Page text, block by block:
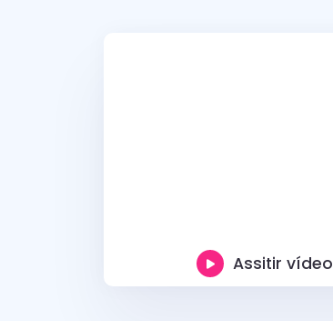
Assitir vídeo